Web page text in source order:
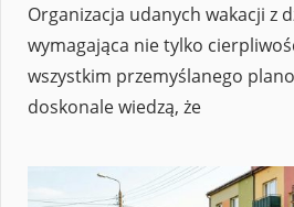
Organizacja udanych wakacji z
wymagająca nie tylko
wszystkim przemyślanego
doskonale wiedzą, że